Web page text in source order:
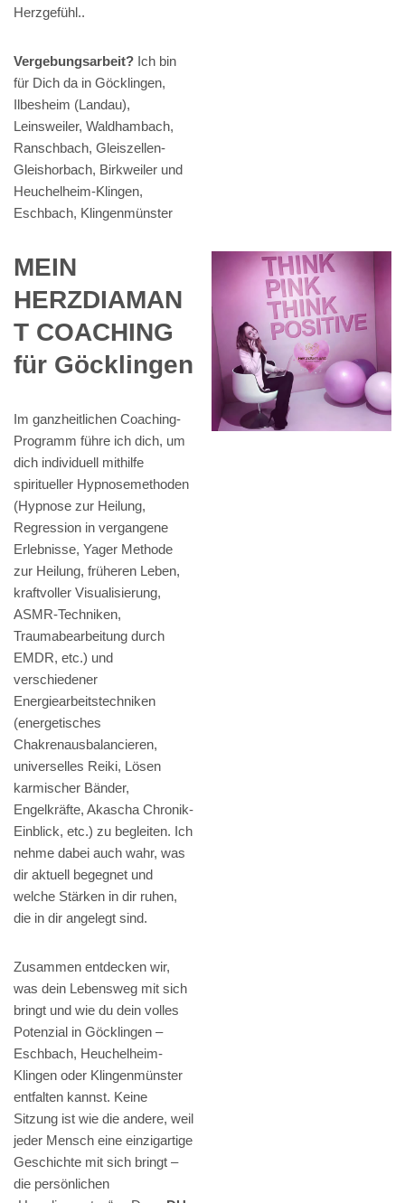
Herzgefühl..
Vergebungsarbeit? Ich bin
für Dich da in Göcklingen,
Ilbesheim (Landau),
Leinsweiler, Waldhambach,
Ranschbach, Gleiszellen-
Gleishorbach, Birkweiler und
Heuchelheim-Klingen,
Eschbach, Klingenmünster
MEIN
HERZDIAMAN
T COACHING
für Göcklingen
Im ganzheitlichen Coaching-
Programm führe ich dich, um
dich individuell mithilfe
spiritueller Hypnosemethoden
(Hypnose zur Heilung,
Regression in vergangene
Erlebnisse, Yager Methode
zur Heilung, früheren Leben,
kraftvoller Visualisierung,
ASMR-Techniken,
Traumabearbeitung durch
EMDR, etc.) und
verschiedener
Energiearbeitstechniken
(energetisches
Chakrenausbalancieren,
universelles Reiki, Lösen
karmischer Bänder,
Engelkräfte, Akascha Chronik-
Einblick, etc.) zu begleiten. Ich
nehme dabei auch wahr, was
dir aktuell begegnet und
welche Stärken in dir ruhen,
die in dir angelegt sind.
Zusammen entdecken wir,
was dein Lebensweg mit sich
bringt und wie du dein volles
Potenzial in Göcklingen –
Eschbach, Heuchelheim-
Klingen oder Klingenmünster
entfalten kannst. Keine
Sitzung ist wie die andere, weil
jeder Mensch eine einzigartige
Geschichte mit sich bringt –
die persönlichen